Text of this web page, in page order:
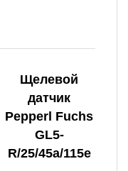
Щелевой
датчик
Pepperl Fuchs
GL5-
R/25/45a/115e